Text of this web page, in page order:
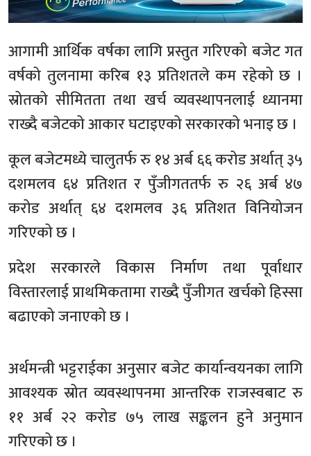
आगामी आर्थिक वर्षका लागि प्रस्तुत गरिएको बजेट गत
वर्षको तुलनामा करिब १३ प्रतिशतले कम रहेको छ ।
स्रोतको सीमितता तथा खर्च व्यवस्थापनलाई ध्यानमा
राख्दै बजेटको आकार घटाइएको सरकारको भनाइ छ ।
कूल बजेटमध्ये चालुतर्फ रु १४ अर्ब ६६ करोड अर्थात् ३५
दशमलव ६४ प्रतिशत र पुँजीगततर्फ रु २६ अर्ब ४७
करोड अर्थात् ६४ दशमलव ३६ प्रतिशत विनियोजन
गरिएको छ ।
प्रदेश सरकारले विकास निर्माण तथा पूर्वाधार
विस्तारलाई प्राथमिकतामा राख्दै पुँजीगत खर्चको हिस्सा
बढाएको जनाएको छ ।
अर्थमन्त्री भट्टराईका अनुसार बजेट कार्यान्वयनका लागि
आवश्यक स्रोत व्यवस्थापनमा आन्तरिक राजस्वबाट रु
११ अर्ब २२ करोड ७५ लाख सङ्कलन हुने अनुमान
गरिएको छ ।